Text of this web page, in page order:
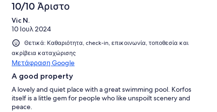
10/10 Άριστο
Vic N.
10 Ιουλ 2024
Θετικά: Καθαριότητα, check-in, επικοινωνία, τοποθεσία και
ακρίβεια καταχώρισης
Μετάφραση Google
A good property
A lovely and quiet place with a great swimming pool. Korfos
itself is a little gem for people who like unspoilt scenery and
peace.